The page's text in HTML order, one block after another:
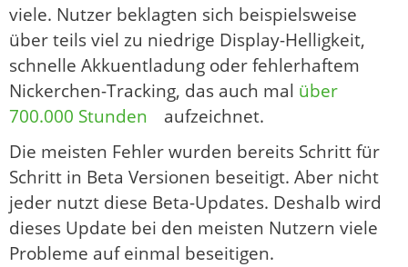
viele. Nutzer beklagten sich beispielsweise
über teils viel zu niedrige Display-Helligkeit,
schnelle Akkuentladung oder fehlerhaftem
Nickerchen-Tracking, das auch mal über
700.000 Stunden
aufzeichnet.
Die meisten Fehler wurden bereits Schritt für
Schritt in Beta Versionen beseitigt. Aber nicht
jeder nutzt diese Beta-Updates. Deshalb wird
dieses Update bei den meisten Nutzern viele
Probleme auf einmal beseitigen.